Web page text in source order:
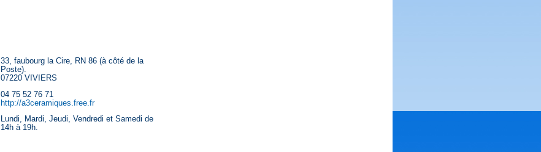
33, faubourg la Cire, RN 86 (à côté de la
Poste).
07220 VIVIERS
04 75 52 76 71
http://a3ceramiques.free.fr
Lundi, Mardi, Jeudi, Vendredi et Samedi de
14h à 19h.